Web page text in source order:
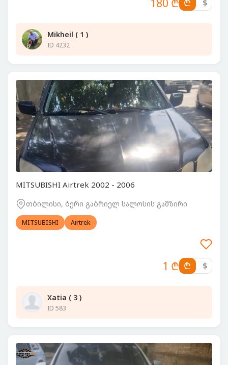
₾
Mikheil ( 1 )
ID 4232
MITSUBISHI Airtrek 2002 - 2006
თბილისი, ბერი გაბრიელ სალოსის გამზირი
MITSUBISHI Airtrek
1 ₾ ₾ $
Xatia ( 3 )
ID 583